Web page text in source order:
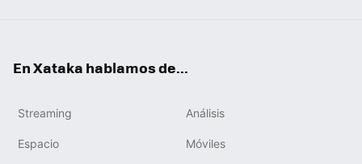
En Xataka hablamos de...
Streaming Análisis
Espacio Móviles